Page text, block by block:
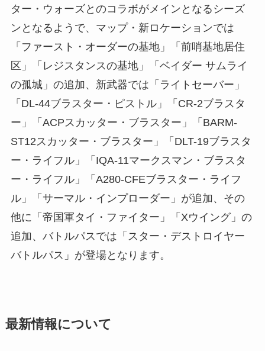
ター・ウォーズとのコラボがメインとなるシーズ
ンとなるようで、マップ・新ロケーションでは
「ファースト・オーダーの基地」「前哨基地居住
区」「レジスタンスの基地」「ベイダー サムライ
の孤城」の追加、新武器では「ライトセーバー」
「DL-44ブラスター・ピストル」「CR-2ブラスタ
ー」「ACPスカッター・ブラスター」「BARM-
ST12スカッター・ブラスター」「DLT-19ブラスタ
ー・ライフル」「IQA-11マークスマン・ブラスタ
ー・ライフル」「A280-CFEブラスター・ライフ
ル」「サーマル・インプローダー」が追加、その
他に「帝国軍タイ・ファイター」「Xウイング」の
追加、バトルパスでは「スター・デストロイヤー
バトルパス」が登場となります。
最新情報について